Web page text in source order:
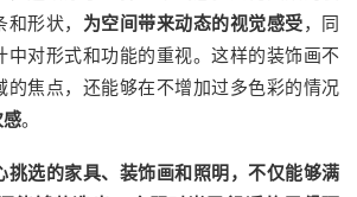
形状， 为空间带来动态的视觉感受，同
中对形式和功能的重视。这样的装饰画不
的焦点，还能够在不增加过多色彩的情况
感。
挑选的家具、装饰画和照明，不仅能够满